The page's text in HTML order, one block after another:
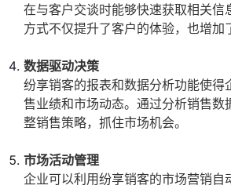
在与客户交谈时能够快速获取相关信
方式不仅提升了客户的体验，也增加
数据驱动决策
纷享销客的报表和数据分析功能使得
售业绩和市场动态。通过分析销售数
整销售策略，抓住市场机会。
市场活动管理
企业可以利用纷享销客的市场营销自